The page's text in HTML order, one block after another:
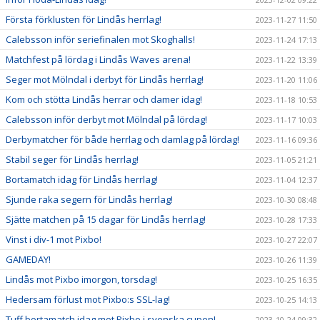
Första förklusten för Lindås herrlag! 2023-11-27 11:50
Calebsson inför seriefinalen mot Skoghalls! 2023-11-24 17:13
Matchfest på lördag i Lindås Waves arena! 2023-11-22 13:39
Seger mot Mölndal i derbyt för Lindås herrlag! 2023-11-20 11:06
Kom och stötta Lindås herrar och damer idag! 2023-11-18 10:53
Calebsson inför derbyt mot Mölndal på lördag! 2023-11-17 10:03
Derbymatcher för både herrlag och damlag på lördag! 2023-11-16 09:36
Stabil seger för Lindås herrlag! 2023-11-05 21:21
Bortamatch idag för Lindås herrlag! 2023-11-04 12:37
Sjunde raka segern för Lindås herrlag! 2023-10-30 08:48
Sjätte matchen på 15 dagar för Lindås herrlag! 2023-10-28 17:33
Vinst i div-1 mot Pixbo! 2023-10-27 22:07
GAMEDAY! 2023-10-26 11:39
Lindås mot Pixbo imorgon, torsdag! 2023-10-25 16:35
Hedersam förlust mot Pixbo:s SSL-lag! 2023-10-25 14:13